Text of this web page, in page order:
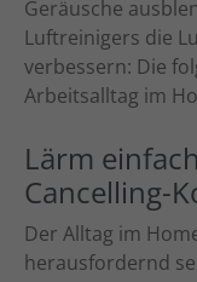
Geräusche
Luftreinigers die
verbessern: Die
Arbeitsalltag im
Lärm
Cancelling-
Der Alltag im
herausfordernd
oder sich weitere
bestimmte Cookies
Alle
Essenziell (1)
Essenzielle Cookies
die einwandfreie